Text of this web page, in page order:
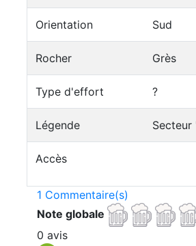
Orientation Sud
Rocher Grès
Type d'effort ?
Légende Secteur
Accès
1 Commentaire(s)
Note globale
0 avis